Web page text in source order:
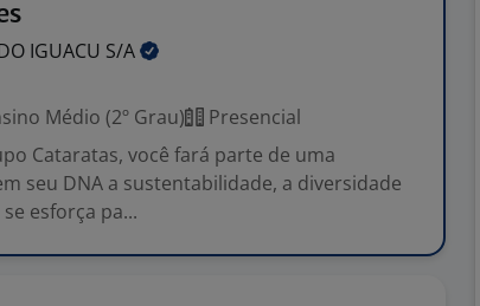
IGUACU S/A
Médio (2º Grau)
Presencial
Cataratas, você fará parte de uma
seu DNA a sustentabilidade, a diversidade
esforça pa...